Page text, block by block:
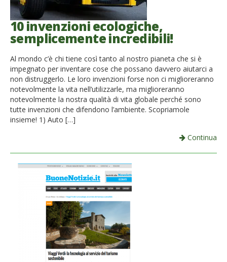
10 invenzioni ecologiche,
semplicemente incredibili!
Al mondo c’è chi tiene così tanto al nostro pianeta che si è
impegnato per inventare cose che possano davvero aiutarci a
non distruggerlo. Le loro invenzioni forse non ci miglioreranno
notevolmente la vita nell’utilizzarle, ma miglioreranno
notevolmente la nostra qualità di vita globale perché sono
tutte invenzioni che difendono l’ambiente. Scopriamole
insieme! 1) Auto […]
Continua